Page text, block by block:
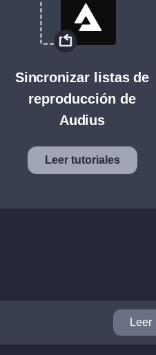
Sincronizar listas de
reproducción de
Audius
Leer tutoriales
Leer